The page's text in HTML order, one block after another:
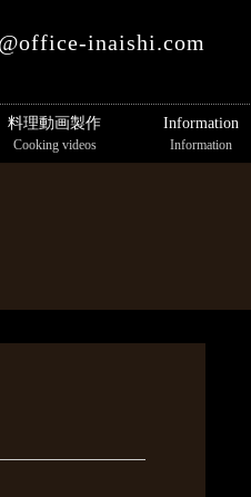
inaishi.com
料理動画製作
Cooking videos
Information
Information